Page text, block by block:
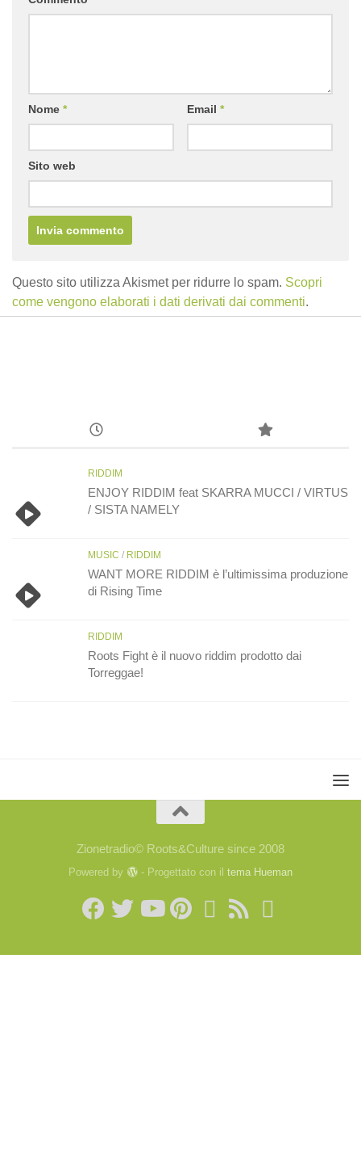
Nome * Email *
Sito web
Questo sito utilizza Akismet per ridurre lo spam. Scopri
come vengono elaborati i dati derivati dai commenti.
RIDDIM
ENJOY RIDDIM feat SKARRA MUCCI / VIRTUS
/ SISTA NAMELY
MUSIC / RIDDIM
WANT MORE RIDDIM è l’ultimissima produzione
di Rising Time
RIDDIM
Roots Fight è il nuovo riddim prodotto dai
Torreggae!
Zionetradio© Roots&Culture since 2008
Powered by - Progettato con il tema Hueman